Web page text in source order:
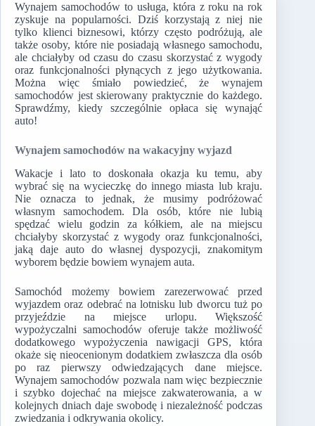
Wynajem samochodów to usługa, która z roku na rok
zyskuje na popularności. Dziś korzystają z niej nie
tylko klienci biznesowi, którzy często podróżują, ale
także osoby, które nie posiadają własnego samochodu,
ale chciałyby od czasu do czasu skorzystać z wygody
oraz funkcjonalności płynących z jego użytkowania.
Można więc śmiało powiedzieć, że wynajem
samochodów jest skierowany praktycznie do każdego.
Sprawdźmy, kiedy szczególnie opłaca się wynająć
auto!
Wynajem samochodów na wakacyjny wyjazd
Wakacje i lato to doskonała okazja ku temu, aby
wybrać się na wycieczkę do innego miasta lub kraju.
Nie oznacza to jednak, że musimy podróżować
własnym samochodem. Dla osób, które nie lubią
spędzać wielu godzin za kółkiem, ale na miejscu
chciałyby skorzystać z wygody oraz funkcjonalności,
jaką daje auto do własnej dyspozycji, znakomitym
wyborem będzie bowiem wynajem auta.
Samochód możemy bowiem zarezerwować przed
wyjazdem oraz odebrać na lotnisku lub dworcu tuż po
przyjeździe na miejsce urlopu. Większość
wypożyczalni samochodów oferuje także możliwość
dodatkowego wypożyczenia nawigacji GPS, która
okaże się nieocenionym dodatkiem zwłaszcza dla osób
po raz pierwszy odwiedzających dane miejsce.
Wynajem samochodów pozwala nam więc bezpiecznie
i szybko dojechać na miejsce zakwaterowania, a w
kolejnych dniach daje swobodę i niezależność podczas
zwiedzania i odkrywania okolicy.